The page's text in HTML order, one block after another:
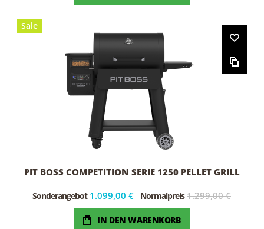
Sale
PIT BOSS COMPETITION SERIE 1250 PELLET GRILL
Sonderangebot 1.099,00 € Normalpreis 1.299,00 €
IN DEN WARENKORB